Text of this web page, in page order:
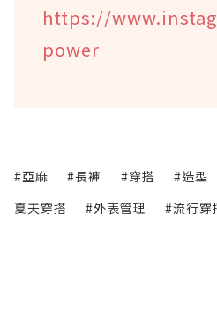
https://
power
#亞麻 #長褲 #穿搭 #造型
夏天穿搭
#外表管理 #流行穿